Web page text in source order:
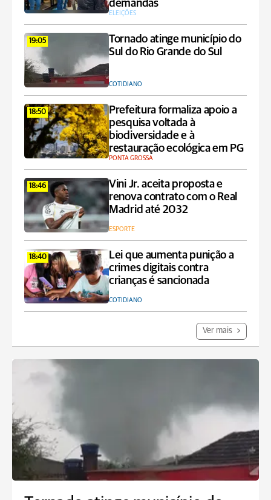
demandas
ELEIÇÕES
19:05
Tornado atinge município do
Sul do Rio Grande do Sul
COTIDIANO
18:50
Prefeitura formaliza apoio a
pesquisa voltada à
biodiversidade e à
restauração ecológica em PG
PONTA GROSSA
18:46
Vini Jr. aceita proposta e
renova contrato com o Real
Madrid até 2032
ESPORTE
18:40
Lei que aumenta punição a
crimes digitais contra
crianças é sancionada
COTIDIANO
Ver mais